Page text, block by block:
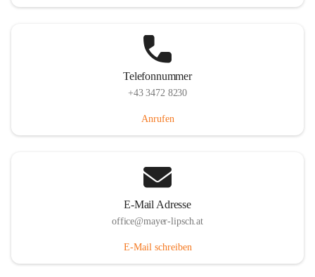
Telefonnummer
+43 3472 8230
Anrufen
E-Mail Adresse
office@mayer-lipsch.at
E-Mail schreiben